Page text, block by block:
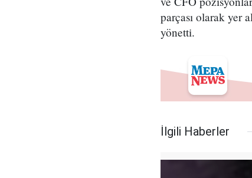
parçası olarak yer
yönetti.
İlgili Haberler